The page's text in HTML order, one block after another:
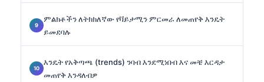
ምልክቶችን ለትክክለኛው የቫይታሚን ምርመራ ለመጠየቅ እንዴት
ይመደባሉ
እንዴት የአቅጣጫ (trends) ንባብ እንደሚነበብ እና መቼ እርዳታ
መጠየቅ እንዳለብዎ